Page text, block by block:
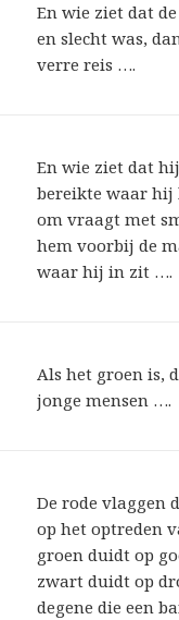
En wie ziet dat
en slecht was,
verre reis ….
En wie ziet dat
bereikte waar
om vraagt ​​met
hem voorbij de
waar hij in zit ….
Als het groen is,
jonge mensen ….
De rode vlaggen
op het optreden
groen duidt op
zwart duidt op
degene die een